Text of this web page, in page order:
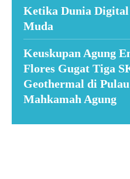
Ketika Dunia
Muda
Keuskupan Agung
Flores Gugat Tiga
Geothermal di
Mahkamah Agung